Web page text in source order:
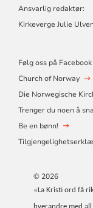
Ansvarlig redaktør:
Kirkeverge Julie
Følg oss på Facebook
Church of Norway
Die Norwegische
Trenger du noen å
Be en bønn!
© 2026
«La Kristi ord få